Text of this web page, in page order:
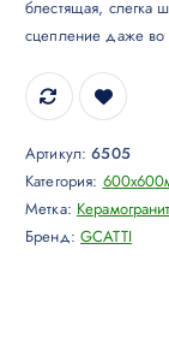
блестящая, слегка
сцепление даже
Артикул:6505
Категория:
Метка:
Бренд:GCATTI